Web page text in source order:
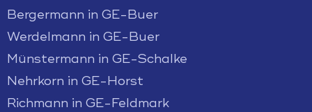
Bergermann in GE-Buer
Werdelmann in GE-Buer
Münstermann in GE-Schalke
Nehrkorn in GE-Horst
Richmann in GE-Feldmark